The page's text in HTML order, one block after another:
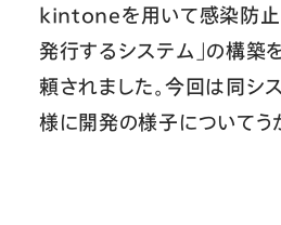
kintoneを用いて感染防止
発行するシステム」の構築
頼されました。今回は同シ
様に開発の様子についてう